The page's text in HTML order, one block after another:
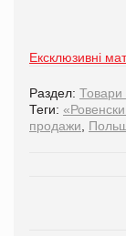
Ексклюзивні
Раздел: Товари
Теги:
продажи